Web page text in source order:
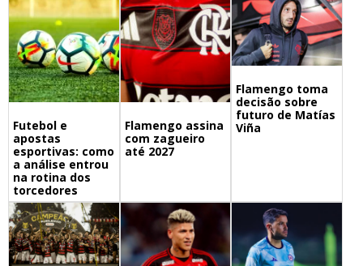
Futebol e
apostas
esportivas: como
a análise entrou
na rotina dos
torcedores
Flamengo assina
com zagueiro
até 2027
Flamengo toma
decisão sobre
futuro de Matías
Viña